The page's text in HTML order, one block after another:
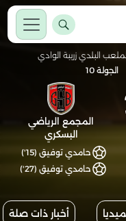
البلدي زريبة الوادي
الجولة 10
المجمع الرياضي
البسكري
حامدي توفيق (15')
حامدي توفيق (27')
أخبار ذات صلة